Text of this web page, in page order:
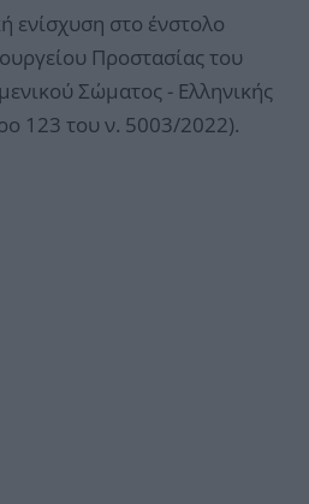
ενίσχυση στο ένστολο
Προστασίας του
Σώματος - Ελληνικής
123 του ν. 5003/2022).